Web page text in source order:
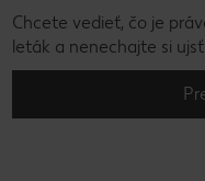
Chcete vedieť, čo je
leták a nenechajte si